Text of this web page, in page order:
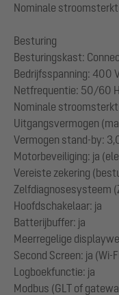
Nominale
Besturing
Besturingskast:
Bedrijfsspanning: 400
Netfrequentie: 50/60
Nominale
Uitgangsvermogen
Vermogen stand-by:
Motorbeveiliging: ja
Vereiste zekering
Zelfdiagnosesysteem
Hoofdschakelaar: ja
Batterijbuffer: ja
Meerregelige
Second Screen: ja (Wi-
Logboekfunctie: ja
Modbus (GLT of